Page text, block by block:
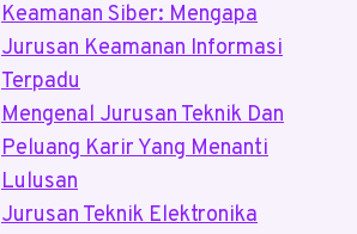
Keamanan Siber: Mengapa
Jurusan Keamanan Informasi
Terpadu
Mengenal Jurusan Teknik Dan
Peluang Karir Yang Menanti
Lulusan
Jurusan Teknik Elektronika